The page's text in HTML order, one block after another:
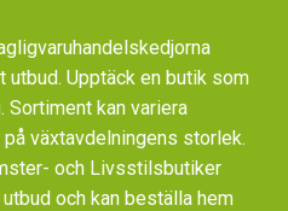
utbud. Upptäck en butik som
Sortiment kan variera
växtavdelningens storlek.
och Livsstilsbutiker
och kan beställa hem